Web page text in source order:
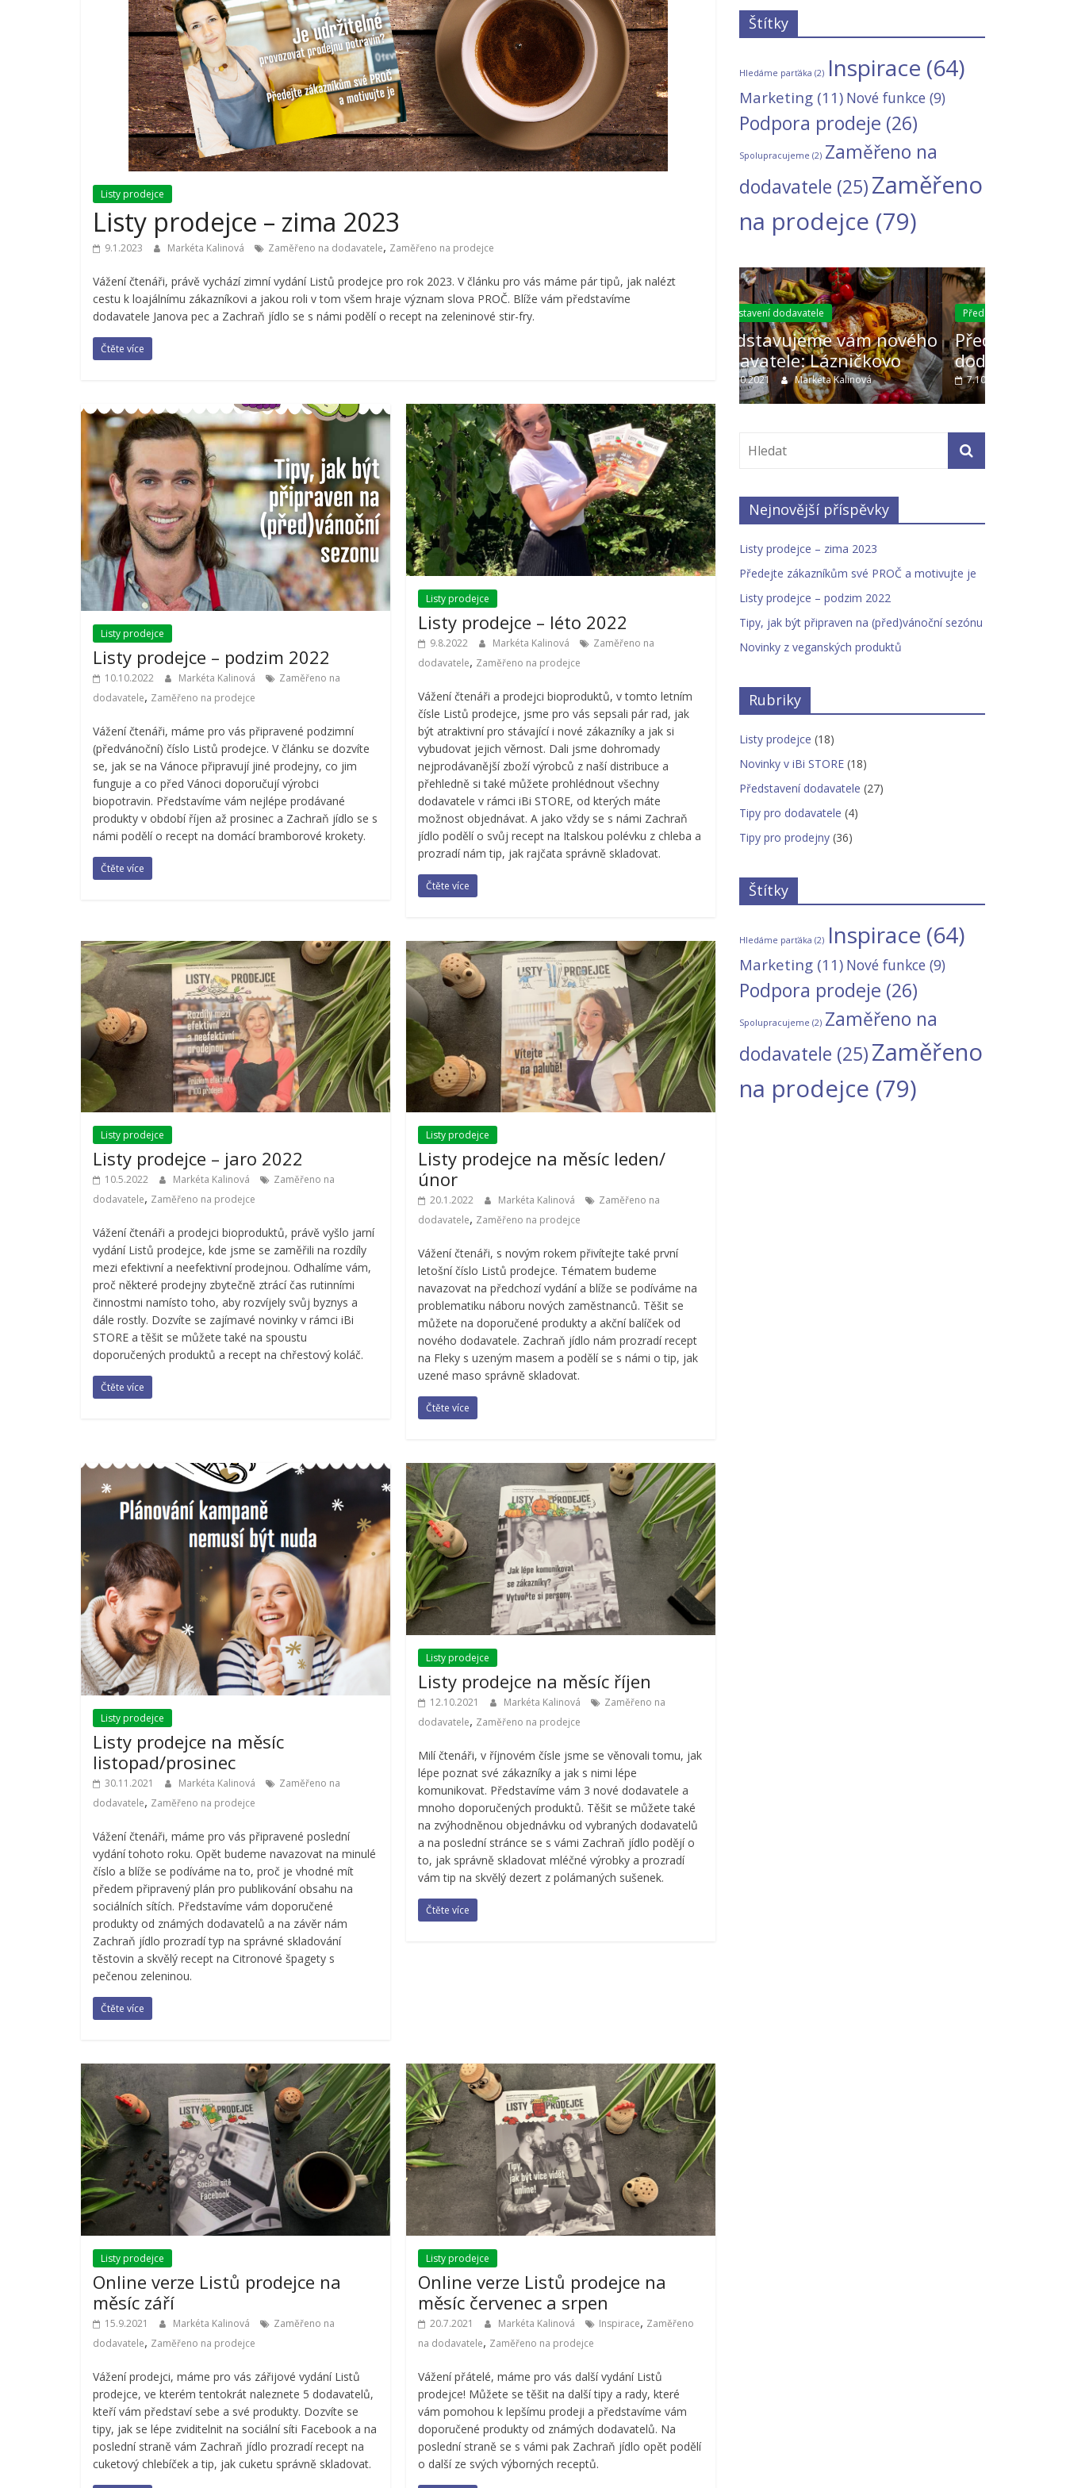
Listy prodejce
Listy prodejce – zima 2023
9.1.2023 Markéta Kalinová Zaměřeno na dodavatele, Zaměřeno na prodejce
Vážení čtenáři, právě vychází zimní vydání Listů prodejce pro rok 2023. V článku pro vás máme pár tipů, jak nalézt
cestu k loajálnímu zákazníkovi a jakou roli v tom všem hraje význam slova PROČ. Blíže vám představíme
dodavatele Janova pec a Zachraň jídlo se s námi podělí o recept na zeleninové stir-fry.
Čtěte více
Listy prodejce
Listy prodejce – podzim 2022
10.10.2022 Markéta Kalinová
Zaměřeno na
dodavatele, Zaměřeno na prodejce
Vážení čtenáři, máme pro vás připravené podzimní
(předvánoční) číslo Listů prodejce. V článku se dozvíte
se, jak se na Vánoce připravují jiné prodejny, co jim
funguje a co před Vánoci doporučují výrobci
biopotravin. Představíme vám nejlépe prodávané
produkty v období říjen až prosinec a Zachraň jídlo se s
námi podělí o recept na domácí bramborové krokety.
Čtěte více
Listy prodejce
Listy prodejce – léto 2022
9.8.2022 Markéta Kalinová
Zaměřeno na
dodavatele, Zaměřeno na prodejce
Vážení čtenáři a prodejci bioproduktů, v tomto letním
čísle Listů prodejce, jsme pro vás sepsali pár rad, jak
být atraktivní pro stávající i nové zákazníky a jak si
vybudovat jejich věrnost. Dali jsme dohromady
nejprodávanější zboží výrobců z naší distribuce a
přehledně si také můžete prohlédnout všechny
dodavatele v rámci iBi STORE, od kterých máte
možnost objednávat. A jako vždy se s námi Zachraň
jídlo podělí o svůj recept na Italskou polévku z chleba a
prozradí nám tip, jak rajčata správně skladovat.
Čtěte více
Listy prodejce
Listy prodejce – jaro 2022
10.5.2022 Markéta Kalinová
Zaměřeno na
dodavatele, Zaměřeno na prodejce
Vážení čtenáři a prodejci bioproduktů, právě vyšlo jarní
vydání Listů prodejce, kde jsme se zaměřili na rozdíly
mezi efektivní a neefektivní prodejnou. Odhalíme vám,
proč některé prodejny zbytečně ztrácí čas rutinními
činnostmi namísto toho, aby rozvíjely svůj byznys a
dále rostly. Dozvíte se zajímavé novinky v rámci iBi
STORE a těšit se můžete také na spoustu
doporučených produktů a recept na chřestový koláč.
Čtěte více
Listy prodejce
Listy prodejce na měsíc leden/
únor
20.1.2022 Markéta Kalinová
Zaměřeno na
dodavatele, Zaměřeno na prodejce
Vážení čtenáři, s novým rokem přivítejte také první
letošní číslo Listů prodejce. Tématem budeme
navazovat na předchozí vydání a blíže se podíváme na
problematiku náboru nových zaměstnanců. Těšit se
můžete na doporučené produkty a akční balíček od
nového dodavatele. Zachraň jídlo nám prozradí recept
na Fleky s uzeným masem a podělí se s námi o tip, jak
uzené maso správně skladovat.
Čtěte více
Listy prodejce
Listy prodejce na měsíc
listopad/prosinec
30.11.2021 Markéta Kalinová
Zaměřeno na
dodavatele, Zaměřeno na prodejce
Vážení čtenáři, máme pro vás připravené poslední
vydání tohoto roku. Opět budeme navazovat na minulé
číslo a blíže se podíváme na to, proč je vhodné mít
předem připravený plán pro publikování obsahu na
sociálních sítích. Představíme vám doporučené
produkty od známých dodavatelů a na závěr nám
Zachraň jídlo prozradí typ na správné skladování
těstovin a skvělý recept na Citronové špagety s
pečenou zeleninou.
Čtěte více
Listy prodejce
Listy prodejce na měsíc říjen
12.10.2021 Markéta Kalinová
Zaměřeno na
dodavatele, Zaměřeno na prodejce
Milí čtenáři, v říjnovém čísle jsme se věnovali tomu, jak
lépe poznat své zákazníky a jak s nimi lépe
komunikovat. Představíme vám 3 nové dodavatele a
mnoho doporučených produktů. Těšit se můžete také
na zvýhodněnou objednávku od vybraných dodavatelů
a na poslední stránce se s vámi Zachraň jídlo podějí o
to, jak správně skladovat mléčné výrobky a prozradí
vám tip na skvělý dezert z polámaných sušenek.
Čtěte více
Listy prodejce
Online verze Listů prodejce na
měsíc září
15.9.2021 Markéta Kalinová
Zaměřeno na
dodavatele, Zaměřeno na prodejce
Vážení prodejci, máme pro vás zářijové vydání Listů
prodejce, ve kterém tentokrát naleznete 5 dodavatelů,
kteří vám představí sebe a své produkty. Dozvíte se
tipy, jak se lépe zviditelnit na sociální síti Facebook a na
poslední straně vám Zachraň jídlo prozradí recept na
cuketový chlebíček a tip, jak cuketu správně skladovat.
Listy prodejce
Online verze Listů prodejce na
měsíc červenec a srpen
20.7.2021 Markéta Kalinová Inspirace, Zaměřeno
na dodavatele, Zaměřeno na prodejce
Vážení přátelé, máme pro vás další vydání Listů
prodejce! Můžete se těšit na další tipy a rady, které
vám pomohou k lepšímu prodeji a představíme vám
doporučené produkty od známých dodavatelů. Na
poslední straně se s vámi pak Zachraň jídlo opět podělí
o další ze svých výborných receptů.
Štítky
Hledáme parťáka (2) Inspirace (64)
Marketing (11) Nové funkce (9)
Podpora prodeje (26)
Spolupracujeme (2) Zaměřeno na
dodavatele (25)Zaměřeno
na prodejce (79)
Představení dodavatele
Představujeme vám nového
Představení dodavatele Představení dodavatele
Představujeme vám nového
dodavatele: Ecce Vita
7.10.2021 Markéta Kalinová
Nejnovější příspěvky
Listy prodejce – zima 2023
Předejte zákazníkům své PROČ a motivujte je
Listy prodejce – podzim 2022
Tipy, jak být připraven na (před)vánoční sezónu
Novinky z veganských produktů
Rubriky
Listy prodejce (18)
Novinky v iBi STORE (18)
Představení dodavatele (27)
Tipy pro dodavatele (4)
Tipy pro prodejny (36)
Štítky
Hledáme parťáka (2) Inspirace (64)
Marketing (11) Nové funkce (9)
Podpora prodeje (26)
Spolupracujeme (2) Zaměřeno na
dodavatele (25)Zaměřeno
na prodejce (79)